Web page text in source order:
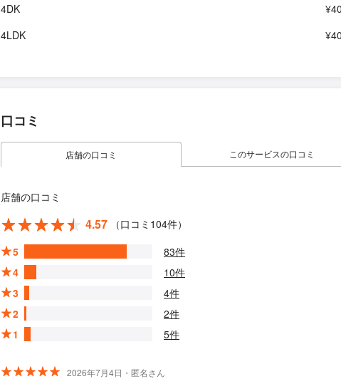
4DK
4LDK
口コミ
店舗の口コミ このサービスの口コミ
店舗の口コミ
4.57
（口コミ104件）
5
83件
4
10件
3
4件
2
2件
1
5件
2026年7月4日・匿名さん